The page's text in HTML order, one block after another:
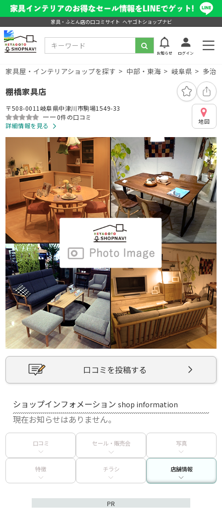
家具・ふとん店の口コミサイト ヘヤゴトショップナビ
お知らせ ログイン
家具屋・インテリアショップを探す 中部・東海 岐阜県 多治
棚橋家具店
〒508-0011岐阜県中津川市駒場1549-33
ーー0件の口コミ
詳細情報を見る
地図
口コミを投稿する
ショップインフォメーションshop information
現在お知らせはありません。
口コミ セール・販売会 写真
特徴 チラシ 店舗情報
PR